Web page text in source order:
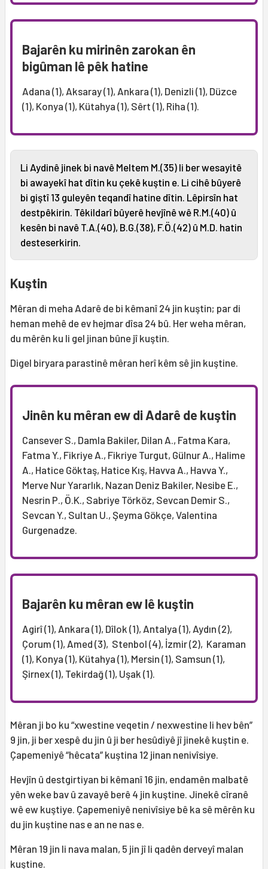
Bajarên ku mirinên zarokan ên
bigûman lê pêk hatine
Adana (1), Aksaray (1), Ankara (1), Denizli (1), Düzce
(1), Konya (1), Kütahya (1), Sêrt (1), Riha (1).
Li Aydinê jinek bi navê Meltem M.(35) li ber wesayitê
bi awayekî hat dîtin ku çekê kuştin e. Li cihê bûyerê
bi giştî 13 guleyên teqandî hatine dîtin. Lêpirsîn hat
destpêkirin. Têkildarî bûyerê hevjînê wê R.M.(40) û
kesên bi navê T.A.(40), B.G.(38), F.Ö.(42) û M.D. hatin
desteserkirin.
Kuştin
Mêran di meha Adarê de bi kêmanî 24 jin kuştin; par di
heman mehê de ev hejmar dîsa 24 bû. Her weha mêran,
du mêrên ku li gel jinan bûne jî kuştin.
Digel biryara parastinê mêran herî kêm sê jin kuştine.
Jinên ku mêran ew di Adarê de kuştin
Cansever S., Damla Bakiler, Dilan A., Fatma Kara,
Fatma Y., Fikriye A., Fikriye Turgut, Gülnur A., Halime
A., Hatice Göktaş, Hatice Kış, Havva A., Havva Y.,
Merve Nur Yararlık, Nazan Deniz Bakiler, Nesibe E.,
Nesrin P., Ö.K., Sabriye Törköz, Sevcan Demir S.,
Sevcan Y., Sultan U., Şeyma Gökçe, Valentina
Gurgenadze.
Bajarên ku mêran ew lê kuştin
Agirî (1), Ankara (1), Dîlok (1), Antalya (1), Aydın (2),
Çorum (1), Amed (3), Stenbol (4), İzmir (2), Karaman
(1), Konya (1), Kütahya (1), Mersin (1), Samsun (1),
Şirnex (1), Tekirdağ (1), Uşak (1).
Mêran ji bo ku “xwestine veqetin / nexwestine li hev bên”
9 jin, ji ber xespê du jin û ji ber hesûdiyê jî jinekê kuştin e.
Çapemeniyê “hêcata” kuştina 12 jinan nenivîsiye.
Hevjîn û destgirtiyan bi kêmanî 16 jin, endamên malbatê
yên weke bav û zavayê berê 4 jin kuştine. Jinekê cîranê
wê ew kuştiye. Çapemeniyê nenivîsiye bê ka sê mêrên ku
du jin kuştine nas e an ne nas e.
Mêran 19 jin li nava malan, 5 jin jî li qadên derveyî malan
kuştine.